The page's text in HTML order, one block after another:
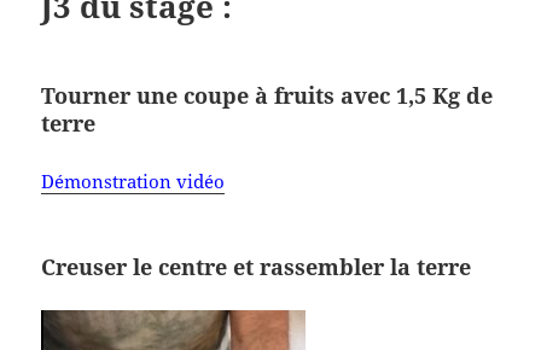
Tourner une coupe à fruits avec 1,5 Kg de
terre
Démonstration vidéo
Creuser le centre et rassembler la terre